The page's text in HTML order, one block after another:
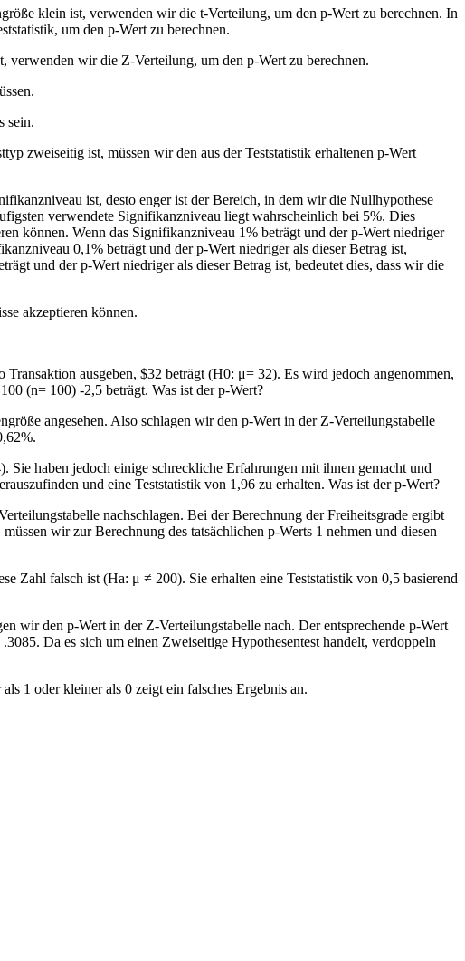
klein ist, verwenden wir die t-Verteilung, um den p-Wert zu berechnen. In
um den p-Wert zu berechnen.
verwenden wir die Z-Verteilung, um den p-Wert zu berechnen.
sein.
zweiseitig ist, müssen wir den aus der Teststatistik erhaltenen p-Wert
ist, desto enger ist der Bereich, in dem wir die Nullhypothese
verwendete Signifikanzniveau liegt wahrscheinlich bei 5%. Dies
können. Wenn das Signifikanzniveau 1% beträgt und der p-Wert niedriger
0,1% beträgt und der p-Wert niedriger als dieser Betrag ist,
und der p-Wert niedriger als dieser Betrag ist, bedeutet dies, dass wir die
akzeptieren können.
ausgeben, $32 beträgt (H0: μ= 32). Es wird jedoch angenommen,
(n= 100) -2,5 beträgt. Was ist der p-Wert?
angesehen. Also schlagen wir den p-Wert in der Z-Verteilungstabelle
haben jedoch einige schreckliche Erfahrungen mit ihnen gemacht und
und eine Teststatistik von 1,96 zu erhalten. Was ist der p-Wert?
nachschlagen. Bei der Berechnung der Freiheitsgrade ergibt
wir zur Berechnung des tatsächlichen p-Werts 1 nehmen und diesen
Zahl falsch ist (Ha: μ ≠ 200). Sie erhalten eine Teststatistik von 0,5 basierend
wir den p-Wert in der Z-Verteilungstabelle nach. Der entsprechende p-Wert
Da es sich um einen Zweiseitige Hypothesentest handelt, verdoppeln
1 oder kleiner als 0 zeigt ein falsches Ergebnis an.